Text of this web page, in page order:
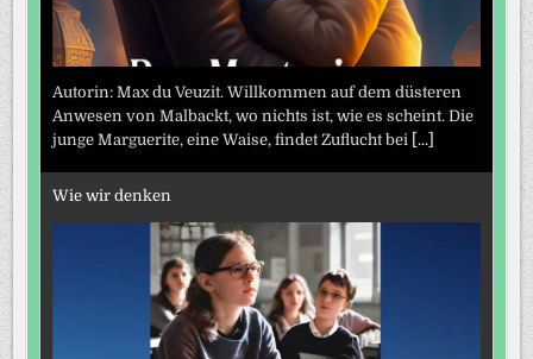
Autorin: Max du Veuzit. Willkommen auf dem düsteren
Anwesen von Malbackt, wo nichts ist, wie es scheint. Die
junge Marguerite, eine Waise, findet Zuflucht bei [...]
Wie wir denken